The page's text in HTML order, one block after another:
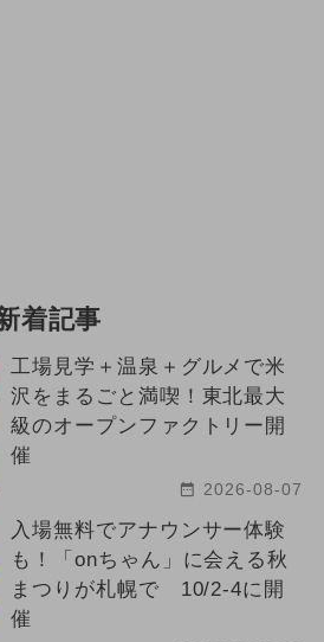
着記事
工場見学＋温泉＋グルメで米
沢をまるごと満喫！東北最大
級のオープンファクトリー開
催
2026-08-07
入場無料でアナウンサー体験
も！「onちゃん」に会える秋
まつりが札幌で 10/2-4に開
催